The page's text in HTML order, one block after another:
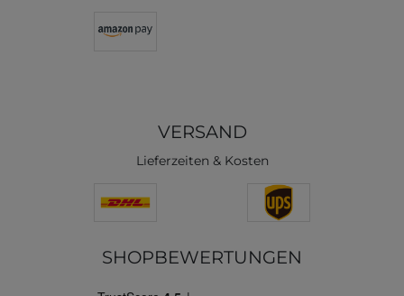
VERSAND
Lieferzeiten & Kosten
SHOPBEWERTUNGEN